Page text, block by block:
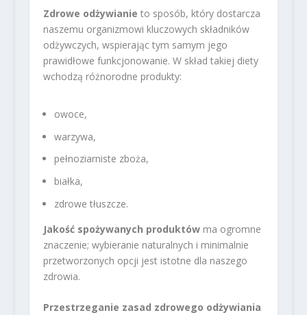
Zdrowe odżywianie to sposób, który dostarcza
naszemu organizmowi kluczowych składników
odżywczych, wspierając tym samym jego
prawidłowe funkcjonowanie. W skład takiej diety
wchodzą różnorodne produkty:
owoce,
warzywa,
pełnoziarniste zboża,
białka,
zdrowe tłuszcze.
Jakość spożywanych produktówma ogromne
znaczenie; wybieranie naturalnych i minimalnie
przetworzonych opcji jest istotne dla naszego
zdrowia.
Przestrzeganie zasad zdrowego odżywiania